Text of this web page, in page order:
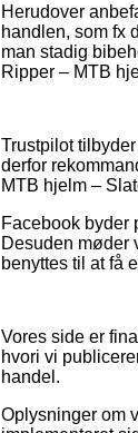
Herudover
handlen, som fx
man stadig
Ripper – MTB
Trustpilot
derfor
MTB hjelm –
Facebook byder
Desuden møder
benyttes til at få
Vores side er
hvori vi
handel.
Oplysninger om